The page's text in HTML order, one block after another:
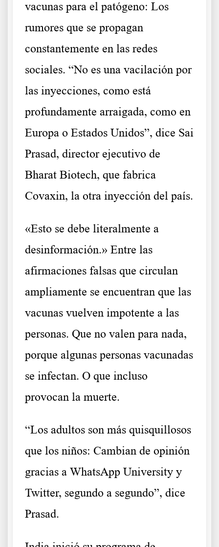
vacunas para el patógeno: Los
rumores que se propagan
constantemente en las redes
sociales. “No es una vacilación por
las inyecciones, como está
profundamente arraigada, como en
Europa o Estados Unidos”, dice Sai
Prasad, director ejecutivo de
Bharat Biotech, que fabrica
Covaxin, la otra inyección del país.
«Esto se debe literalmente a
desinformación.» Entre las
afirmaciones falsas que circulan
ampliamente se encuentran que las
vacunas vuelven impotente a las
personas. Que no valen para nada,
porque algunas personas vacunadas
se infectan. O que incluso
provocan la muerte.
“Los adultos son más quisquillosos
que los niños: Cambian de opinión
gracias a WhatsApp University y
Twitter, segundo a segundo”, dice
Prasad.